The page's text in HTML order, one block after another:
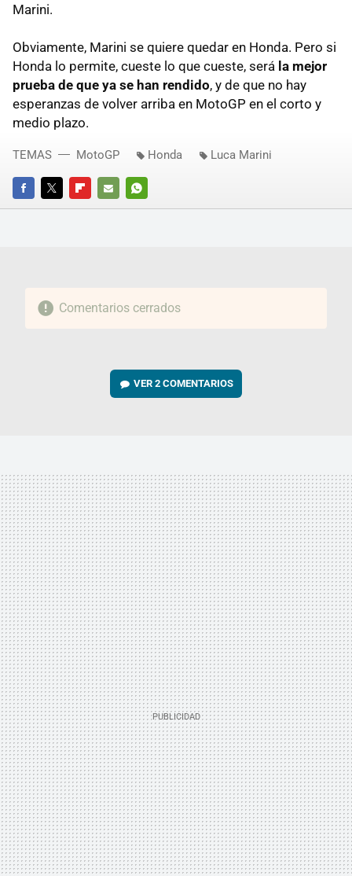
Marini.
Obviamente, Marini se quiere quedar en Honda. Pero si
Honda lo permite, cueste lo que cueste, será la mejor
prueba de que ya se han rendido, y de que no hay
esperanzas de volver arriba en MotoGP en el corto y
medio plazo.
FACEBOOKTWITTERFLIPBOARD
E-
WHATSAPP
TEMAS MotoGP Honda Luca Marini
Comentarios cerrados
VER2 COMENTARIOS